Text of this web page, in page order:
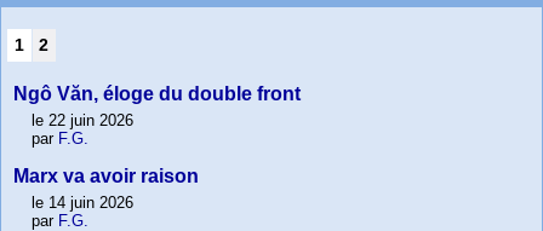
1 2
Ngô Văn, éloge du double front
le 22 juin 2026
par F.G.
Marx va avoir raison
le 14 juin 2026
par F.G.